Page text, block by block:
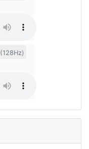
(128Hz)